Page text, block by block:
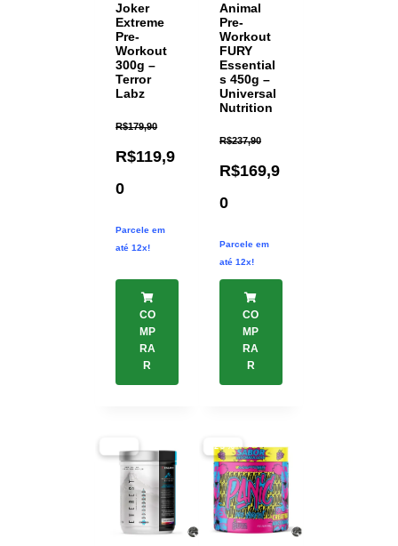
Joker
Extreme
Pre-
Workout
300g –
Terror
Labz
R$179,90
R$119,9
0
Parcele em
até 12x!
CO
MP
RA
R
Animal
Pre-
Workout
FURY
Essential
s 450g –
Universal
Nutrition
R$237,90
R$169,9
0
Parcele em
até 12x!
CO
MP
RA
R
-25%